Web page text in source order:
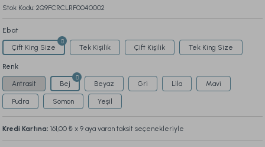
Stok Kodu: 2Q9FCRCLRF0040002
Ebat
Çift King Size Tek Kişilik Çift Kişilik Tek King Size
Renk
Antrasit Bej Beyaz Gri Lila Mavi
Pudra Somon Yeşil
Kredi Kartına: 161,00 ₺ x 9 aya varan taksit seçenekleriyle